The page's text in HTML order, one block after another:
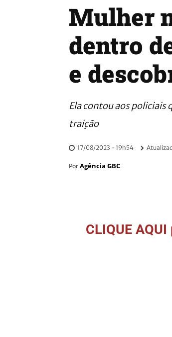
Mulher
dentro
e
Ela contou aos policiais
traição
17/08/2023 - 19h54
Por Agência GBC
CLIQUE